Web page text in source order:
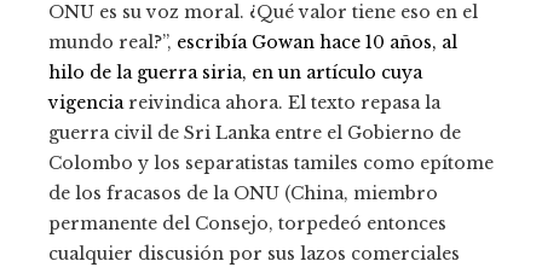
ONU es su voz moral. ¿Qué valor tiene eso en el
mundo real?”, escribía Gowan hace 10 años, al
hilo de la guerra siria, en un artículo cuya
vigenciareivindica ahora. El texto repasa la
guerra civil de Sri Lanka entre el Gobierno de
Colombo y los separatistas tamiles como epítome
de los fracasos de la ONU (China, miembro
permanente del Consejo, torpedeó entonces
cualquier discusión por sus lazos comerciales